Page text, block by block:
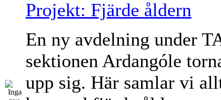
Projekt: Fjärde åldern
En ny avdelning under
sektionen Ardangóle
upp sig. Här samlar vi